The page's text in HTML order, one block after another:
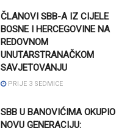
ČLANOVI SBB-A IZ CIJELE
BOSNE I HERCEGOVINE NA
REDOVNOM
UNUTARSTRANAČKOM
SAVJETOVANJU
PRIJE 3 SEDMICE
SBB U BANOVIĆIMA OKUPIO
NOVU GENERACIJU: